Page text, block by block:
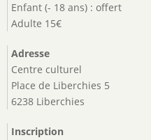
Enfant (- 18 ans) : offert
Adulte 15€
Adresse
Centre culturel
Place de Liberchies 5
6238 Liberchies
Inscription